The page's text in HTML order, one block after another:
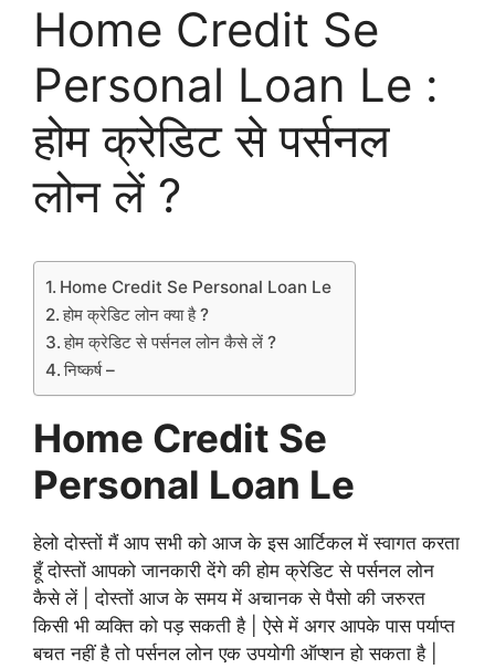
Home Credit Se
Personal Loan Le :
होम क्रेडिट से पर्सनल
लोन लें ?
Home Credit Se Personal Loan Le
होम क्रेडिट लोन क्या है ?
होम क्रेडिट से पर्सनल लोन कैसे लें ?
निष्कर्ष –
Home Credit Se
Personal Loan Le
हेलो दोस्तों मैं आप सभी को आज के इस आर्टिकल में स्वागत करता
हूँ दोस्तों आपको जानकारी देंगे की होम क्रेडिट से पर्सनल लोन
कैसे लें | दोस्तों आज के समय में अचानक से पैसो की जरुरत
किसी भी व्यक्ति को पड़ सकती है | ऐसे में अगर आपके पास पर्याप्त
बचत नहीं है तो पर्सनल लोन एक उपयोगी ऑप्शन हो सकता है |